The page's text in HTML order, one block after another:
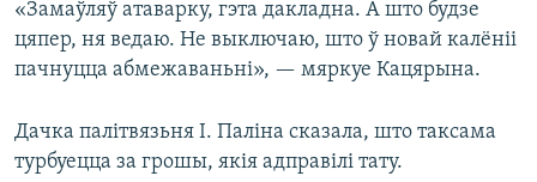
«Замаўляў атаварку, гэта дакладна. А што будзе
цяпер, ня ведаю. Не выключаю, што ў новай калёніі
пачнуцца абмежаваньні», — мяркуе Кацярына.
Дачка палітвязьня І. Паліна сказала, што таксама
турбуецца за грошы, якія адправілі тату.